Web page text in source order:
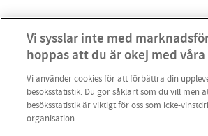
Vi sysslar inte med
hoppas att du är okej med
Vi använder cookies för att förbättra din
besöksstatistik. Du gör såklart som du vill men
besöksstatistik är viktigt för oss som icke-
organisation.